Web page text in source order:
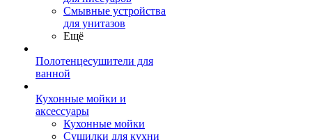
Смывные устройства
для унитазов
Ещё
Полотенцесушители для
ванной
Кухонные мойки и
аксессуары
Кухонные мойки
Сушилки для кухни